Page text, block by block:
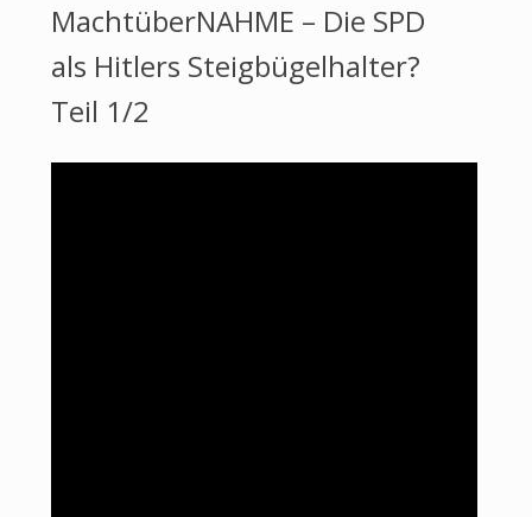
MachtüberNAHME – Die SPD
als Hitlers Steigbügelhalter?
Teil 1/2